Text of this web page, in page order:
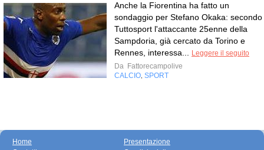
Anche la Fiorentina ha fatto un
sondaggio per Stefano Okaka: secondo
Tuttosport l'attaccante 25enne della
Sampdoria, già cercato da Torino e
Rennes, interessa...
Leggere il seguito
Da Fattorecampolive
CALCIO SPORT
Home
Presentazione